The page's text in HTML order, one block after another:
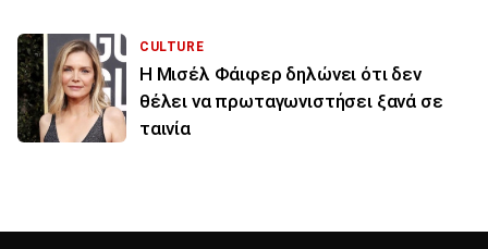
CULTURE
Η Μισέλ Φάιφερ δηλώνει ότι δεν
θέλει να πρωταγωνιστήσει ξανά σε
ταινία